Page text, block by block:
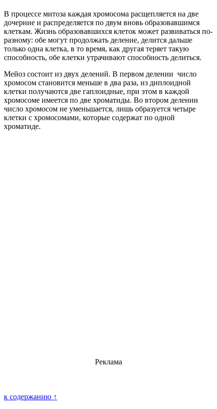
В процессе митоза каждая хромосома расщепляется на две
дочерние и распределяется по двум вновь образовавшимся
клеткам. Жизнь образовавшихся клеток может развиваться по-
разному: обе могут продолжать деление, делится дальше
только одна клетка, в то время, как другая теряет такую
способность, обе клетки утрачивают способность делиться.
Мейоз состоит из двух делений. В первом делении число
хромосом становится меньше в два раза, из диплоидной
клетки получаются две гаплоидные, при этом в каждой
хромосоме имеется по две хроматиды. Во втором делении
число хромосом не уменьшается, лишь образуется четыре
клетки с хромосомами, которые содержат по одной
хроматиде.
Реклама
к содержанию ↑